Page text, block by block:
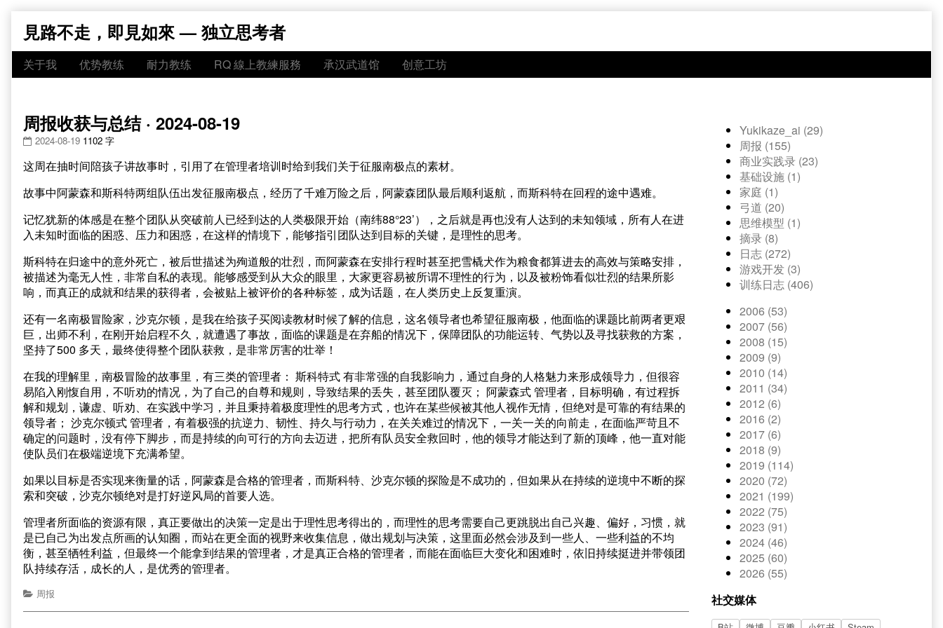
content
見路不走，即見如來 — 独立思考者
关于我 优势教练 耐力教练 RQ 線上教練服務 承汉武道馆 创意工坊
周报收获与总结 · 2024-08-19
2024-08-19 1102 字
这周在抽时间陪孩子讲故事时，引用了在管理者培训时给到我们关于征服南极点的素材。
故事中阿蒙森和斯科特两组队伍出发征服南极点，经历了千难万险之后，阿蒙森团队最后顺利返航，而斯科特在回程的途中遇难。
记忆犹新的体感是在整个团队从突破前人已经到达的人类极限开始（南纬88°23’），之后就是再也没有人达到的未知领域，所有人在进
入未知时面临的困惑、压力和困惑，在这样的情境下，能够指引团队达到目标的关键，是理性的思考。
斯科特在归途中的意外死亡，被后世描述为殉道般的壮烈，而阿蒙森在安排行程时甚至把雪橇犬作为粮食都算进去的高效与策略安排，
被描述为毫无人性，非常自私的表现。能够感受到从大众的眼里，大家更容易被所谓不理性的行为，以及被粉饰看似壮烈的结果所影
响，而真正的成就和结果的获得者，会被贴上被评价的各种标签，成为话题，在人类历史上反复重演。
还有一名南极冒险家，沙克尔顿，是我在给孩子买阅读教材时候了解的信息，这名领导者也希望征服南极，他面临的课题比前两者更艰
巨，出师不利，在刚开始启程不久，就遭遇了事故，面临的课题是在弃船的情况下，保障团队的功能运转、气势以及寻找获救的方案，
坚持了500 多天，最终使得整个团队获救，是非常厉害的壮举！
在我的理解里，南极冒险的故事里，有三类的管理者： 斯科特式 有非常强的自我影响力，通过自身的人格魅力来形成领导力，但很容
易陷入刚愎自用，不听劝的情况，为了自己的自尊和规则，导致结果的丢失，甚至团队覆灭； 阿蒙森式 管理者，目标明确，有过程拆
解和规划，谦虚、听劝、在实践中学习，并且秉持着极度理性的思考方式，也许在某些候被其他人视作无情，但绝对是可靠的有结果的
领导者； 沙克尔顿式 管理者，有着极强的抗逆力、韧性、持久与行动力，在关关难过的情况下，一关一关的向前走，在面临严苛且不
确定的问题时，没有停下脚步，而是持续的向可行的方向去迈进，把所有队员安全救回时，他的领导才能达到了新的顶峰，他一直对能
使队员们在极端逆境下充满希望。
如果以目标是否实现来衡量的话，阿蒙森是合格的管理者，而斯科特、沙克尔顿的探险是不成功的，但如果从在持续的逆境中不断的探
索和突破，沙克尔顿绝对是打好逆风局的首要人选。
管理者所面临的资源有限，真正要做出的决策一定是出于理性思考得出的，而理性的思考需要自己更跳脱出自己兴趣、偏好，习惯，就
是已自己为出发点所画的认知圈，而站在更全面的视野来收集信息，做出规划与决策，这里面必然会涉及到一些人、一些利益的不均
衡，甚至牺牲利益，但最终一个能拿到结果的管理者，才是真正合格的管理者，而能在面临巨大变化和困难时，依旧持续挺进并带领团
队持续存活，成长的人，是优秀的管理者。
周报
Yukikaze_ai (29)
周报 (155)
商业实践录 (23)
基础设施 (1)
家庭 (1)
弓道 (20)
思维模型 (1)
摘录 (8)
日志 (272)
游戏开发 (3)
训练日志 (406)
2006 (53)
2007 (56)
2008 (15)
2009 (9)
2010 (14)
2011 (34)
2012 (6)
2016 (2)
2017 (6)
2018 (9)
2019 (114)
2020 (72)
2021 (199)
2022 (75)
2023 (91)
2024 (46)
2025 (60)
2026 (55)
社交媒体